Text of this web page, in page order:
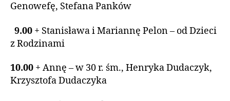
Genowefę, Stefana Panków
9.00 + Stanisława i Mariannę Pelon – od Dzieci
z Rodzinami
10.00 + Annę – w 30 r. śm., Henryka Dudaczyk,
Krzysztofa Dudaczyka